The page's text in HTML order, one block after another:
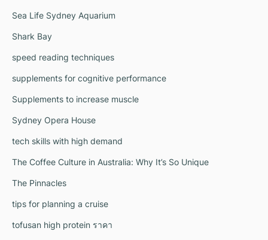
Sea Life Sydney Aquarium
Shark Bay
speed reading techniques
supplements for cognitive performance
Supplements to increase muscle
Sydney Opera House
tech skills with high demand
The Coffee Culture in Australia: Why It’s So Unique
The Pinnacles
tips for planning a cruise
tofusan high protein ราคา